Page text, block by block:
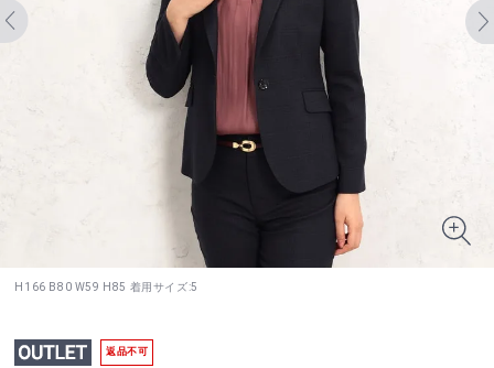
H166 B80 W59 H85 着用サイズ:5
返品不可